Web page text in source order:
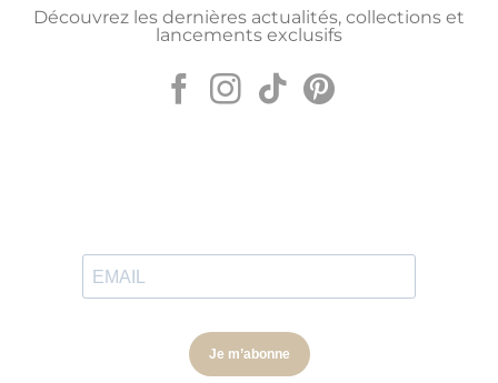
Découvrez les dernières actualités, collections et
lancements exclusifs